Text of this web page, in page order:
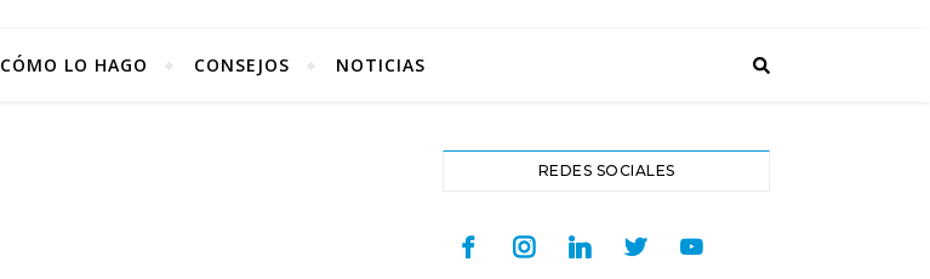
CÓMO LO HAGO CONSEJOS NOTICIAS
REDES SOCIALES
facebookinstagramlinkedintwitteryoutube